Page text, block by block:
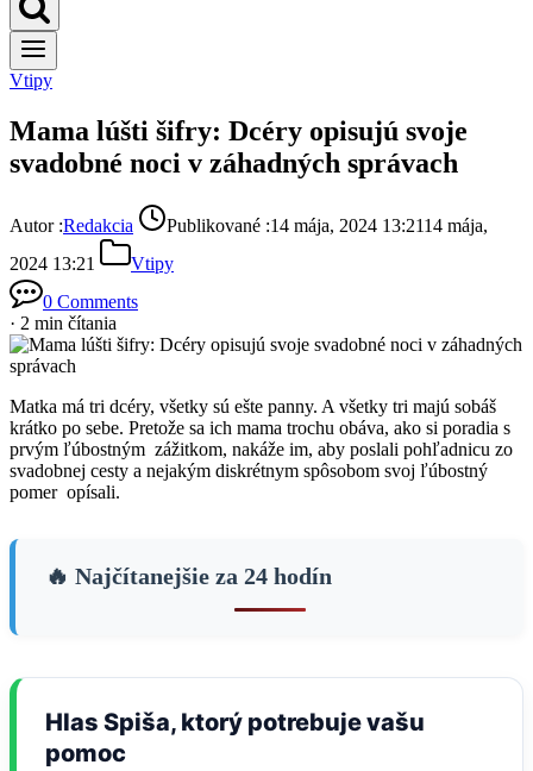
Vtipy
Mama lúšti šifry: Dcéry opisujú svoje
svadobné noci v záhadných správach
Autor :Redakcia Publikované :14 mája, 2024 13:2114 mája,
2024 13:21
Vtipy
0 Comments
· 2 min čítania
Matka má tri dcéry, všetky sú ešte panny. A všetky tri majú sobáš
krátko po sebe. Pretože sa ich mama trochu obáva, ako si poradia s
prvým ľúbostným zážitkom, nakáže im, aby poslali pohľadnicu zo
svadobnej cesty a nejakým diskrétnym spôsobom svoj ľúbostný
pomer opísali.
🔥 Najčítanejšie za 24 hodín
Hlas Spiša, ktorý potrebuje vašu
pomoc